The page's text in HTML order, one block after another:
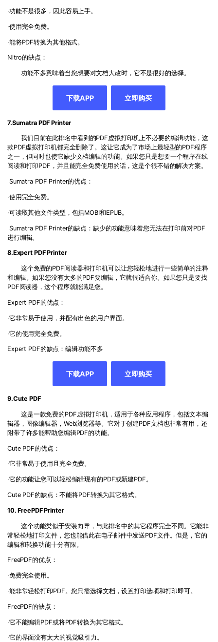
·功能不是很多，因此容易上手。
·使用完全免费。
·能将PDF转换为其他格式。
Nitro的缺点：
功能不多意味着当您想要对文档大改时，它不是很好的选择。
下载APP 立即购买
7.Sumatra PDF Printer
我们目前在此排名中看到的PDF虚拟打印机上不必要的编辑功能，这
款PDF虚拟打印机都完全删除了。这让它成为了市场上最轻型的PDF程序
之一，但同时也使它缺少文档编辑的功能。如果您只是想要一个程序在线
阅读和打印PDF，并且能完全免费使用的话，这是个很不错的解决方案。
Sumatra PDF Printer的优点：
·使用完全免费。
·可读取其他文件类型，包括MOBI和EPUB。
Sumatra PDF Printer的缺点：缺少的功能意味着您无法在打印前对PDF
进行编辑。
8.Expert PDF Printer
这个免费的PDF阅读器和打印机可以让您轻松地进行一些简单的注释
和编辑。如果您没有太多的PDF要编辑，它就很适合你。如果您只是要找
PDF阅读器，这个程序就能满足您。
Expert PDF的优点：
·它非常易于使用，并配有出色的用户界面。
·它的使用完全免费。
Expert PDF的缺点：编辑功能不多
下载APP 立即购买
9.Cute PDF
这是一款免费的PDF虚拟打印机，适用于各种应用程序，包括文本编
辑器，图像编辑器，Web浏览器等。它对于创建PDF文档也非常有用，还
附带了许多能帮助您编辑PDF的功能。
Cute PDF的优点：
·它非常易于使用且完全免费。
·它的功能让您可以轻松编辑现有的PDF或新建PDF。
Cute PDF的缺点：不能将PDF转换为其它格式。
10. FreePDF Printer
这个功能类似于安装向导，与此排名中的其它程序完全不同。它能非
常轻松地打印文件，您也能借此在电子邮件中发送PDF文件。但是，它的
编辑和转换功能十分有限。
FreePDF的优点：
·免费完全使用。
·能非常轻松打印PDF。您只需选择文档，设置打印选项和打印即可。
FreePDF的缺点：
·它不能编辑PDF或将PDF转换为其它格式。
·它的界面没有太大的视觉吸引力。